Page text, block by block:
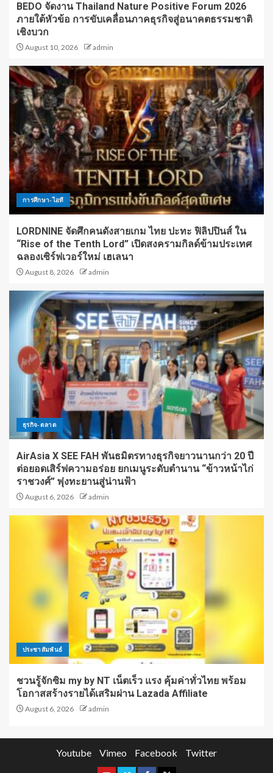
BEDO จัดงาน Thailand Nature Positive Forum 2026
ภายใต้หัวข้อ การขับเคลื่อนภาคธุรกิจสู่อนาคตธรรมชาติ
เชิงบวก
August 10, 2026 admin
การศึกษา-ไอที
LORDNINE จัดศึกคนดังสายเกม ไทย ปะทะ ฟิลิปปินส์ ใน
“Rise of the Tenth Lord” เปิดสงครามกิลด์ข้ามประเทศ
ฉลองเซิร์ฟเวอร์ใหม่ เฮเลนา
August 8, 2026 admin
ธุรกิจ-ตลาด
AirAsia X SEE FAH พันธมิตรทางธุรกิจยาวนานกว่า 20 ปี
ต่อยอดเสิร์ฟความอร่อย ยกเมนูระดับตำนาน “ข้าวหน้าไก่
ราชวงศ์” พุ่งทะยานสู่น่านฟ้า
August 6, 2026 admin
ประชาสัมพันธ์
ชวนรู้จักซิม my by NT เน็ตเร็ว แรง คุ้มค่าทั่วไทย พร้อม
โอกาสสร้างรายได้เสริมผ่าน Lazada Affiliate
August 6, 2026 admin
Youtube Vimeo Facebook Twitter